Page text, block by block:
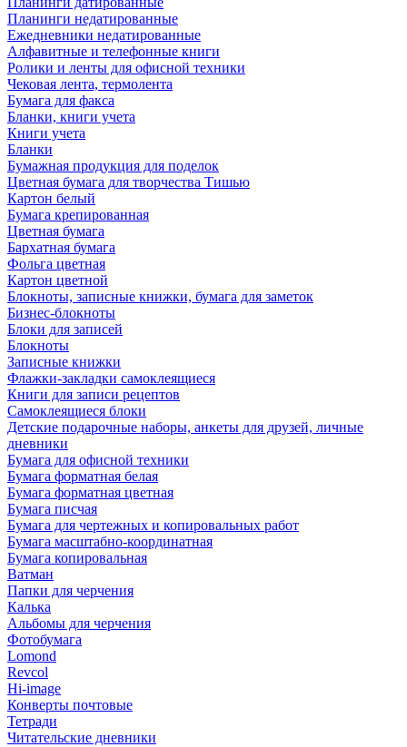
Планинги недатированные
Ежедневники недатированные
Алфавитные и телефонные книги
Ролики и ленты для офисной техники
Чековая лента, термолента
Бумага для факса
Бланки, книги учета
Книги учета
Бланки
Бумажная продукция для поделок
Цветная бумага для творчества Тишью
Картон белый
Бумага крепированная
Цветная бумага
Бархатная бумага
Фольга цветная
Картон цветной
Блокноты, записные книжки, бумага для заметок
Бизнес-блокноты
Блоки для записей
Блокноты
Записные книжки
Флажки-закладки самоклеящиеся
Книги для записи рецептов
Самоклеящиеся блоки
Детские подарочные наборы, анкеты для друзей, личные
дневники
Бумага для офисной техники
Бумага форматная белая
Бумага форматная цветная
Бумага писчая
Бумага для чертежных и копировальных работ
Бумага масштабно-координатная
Бумага копировальная
Ватман
Папки для черчения
Калька
Альбомы для черчения
Фотобумага
Lomond
Revcol
Hi-image
Конверты почтовые
Тетради
Читательские дневники